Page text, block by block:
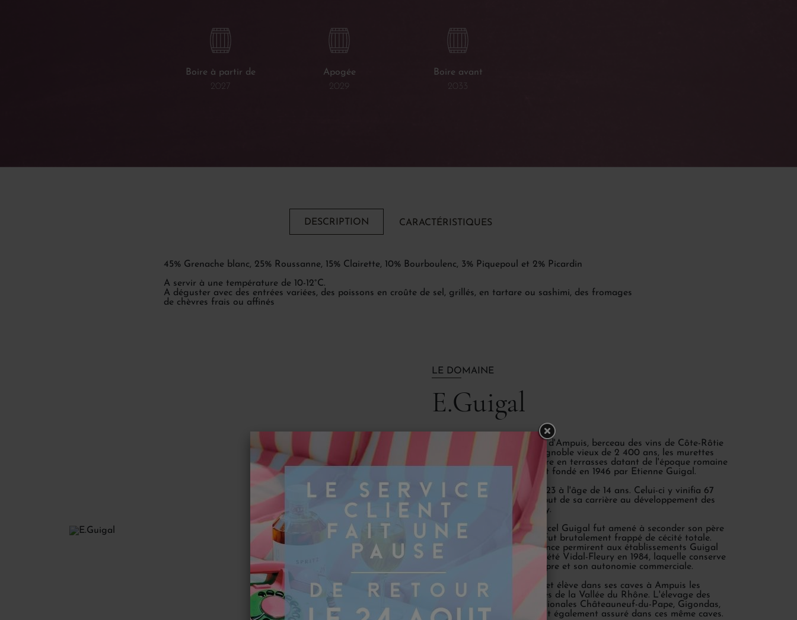
Boire à partir de
2027
Apogée
2029
Boire avant
2033
DESCRIPTION CARACTÉRISTIQUES
45% Grenache blanc, 25% Roussanne, 15% Clairette, 10% Bourboulenc, 3% Piquepoul et 2% Picardin
A servir à une température de 10-12°C.
A déguster avec des entrées variées, des poissons en croûte de sel, grillés, en tartare ou sashimi, des fromages
de chèvres frais ou affinés
LE DOMAINE
E.Guigal
C'est dans l'antique village d'Ampuis, berceau des vins de Côte-Rôtie
- on voit encore, dans ce vignoble vieux de 2 400 ans, les murettes
caractéristiques de la culture en terrasses datant de l'époque romaine
- que le domaine Guigal fut fondé en 1946 par Etienne Guigal.
Arrivé dans la région en 1923 à l'âge de 14 ans. Celui-ci y vinifia 67
récoltes et participa au début de sa carrière au développement des
Etablissements Vidal-Fleury.
Malgré son jeune âge, Marcel Guigal fut amené à seconder son père
dès 1961, quand ce dernier fut brutalement frappé de cécité totale.
Son travail et sa persévérance permirent aux établissements Guigal
d'acheter en totalité la société Vidal-Fleury en 1984, laquelle conserve
cependant son identité propre et son autonomie commerciale.
Le Domaine Guigal vinifie et élève dans ses caves à Ampuis les
Appellations septentrionales de la Vallée du Rhône. L'élevage des
grandes appellations méridionales Châteauneuf-du-Pape, Gigondas,
Tavel et Côtes-du-Rhône est également assuré dans ces même caves.